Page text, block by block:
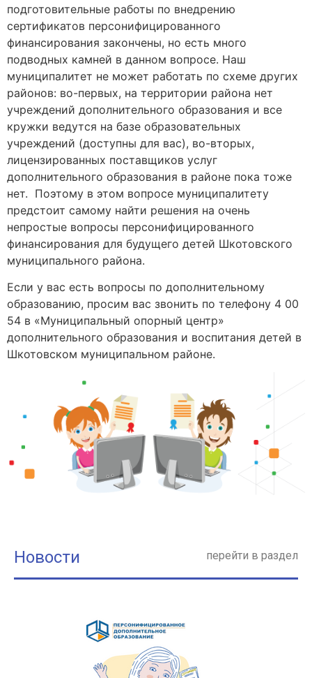
подготовительные работы по внедрению
сертификатов персонифицированного
финансирования закончены, но есть много
подводных камней в данном вопросе. Наш
муниципалитет не может работать по схеме других
районов: во-первых, на территории района нет
учреждений дополнительного образования и все
кружки ведутся на базе образовательных
учреждений (доступны для вас), во-вторых,
лицензированных поставщиков услуг
дополнительного образования в районе пока тоже
нет. Поэтому в этом вопросе муниципалитету
предстоит самому найти решения на очень
непростые вопросы персонифицированного
финансирования для будущего детей Шкотовского
муниципального района.
Если у вас есть вопросы по дополнительному
образованию, просим вас звонить по телефону 4 00
54 в «Муниципальный опорный центр»
дополнительного образования и воспитания детей в
Шкотовском муниципальном районе.
Новости перейти в раздел